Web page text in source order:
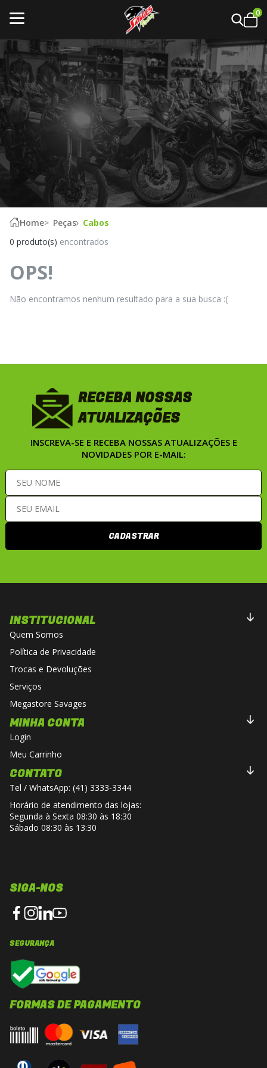
0
Home Peças
Cabos
0 produto(s) encontrados
OPS!
Não encontramos nenhum resultado para a sua busca :(
RECEBA NOSSAS
ATUALIZAÇÕES
INSCREVA-SE E RECEBA NOSSAS ATUALIZAÇÕES E
NOVIDADES POR E-MAIL:
CADASTRAR
INSTITUCIONAL
Quem Somos
Política de Privacidade
Trocas e Devoluções
Serviços
Megastore Savages
MINHA CONTA
Login
Meu Carrinho
CONTATO
Tel / WhatsApp: (41) 3333-3344
Horário de atendimento das lojas:
Segunda à Sexta 08:30 às 18:30
Sábado 08:30 às 13:30
SIGA-NOS
SEGURANÇA
FORMAS DE PAGAMENTO